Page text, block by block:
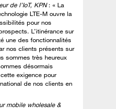
de l’IoT, KPN: « La
LTE-M ouvre la
pour nos
L’itinérance sur
une des fonctionnalités
nos clients présents sur
sommes très heureux
désormais
exigence pour
de nos clients en
mobile wholesale &